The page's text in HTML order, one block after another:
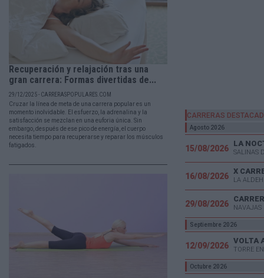
Recuperación y relajación tras una
gran carrera: Formas divertidas de...
29/12/2025 - CARRERASPOPULARES.COM
Cruzar la línea de meta de una carrera popular es un
momento inolvidable. El esfuerzo, la adrenalina y la
satisfacción se mezclan en una euforia única. Sin
embargo, después de ese pico de energía, el cuerpo
necesita tiempo para recuperarse y reparar los músculos
fatigados.
CARRERAS
Agosto 2026
15/08/2026
LA
SALINAS
16/08/2026
X
LA
29/08/2026
Septiembre 2026
12/09/2026
VOLTA
TORRE
Octubre 2026